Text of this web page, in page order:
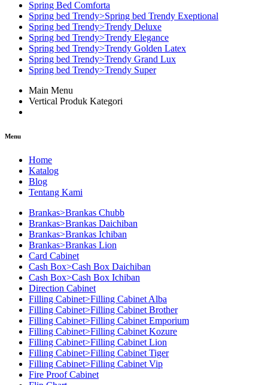
Spring Bed Comforta
Spring bed Trendy>Spring bed Trendy Exeptional
Spring bed Trendy>Trendy Deluxe
Spring bed Trendy>Trendy Elegance
Spring bed Trendy>Trendy Golden Latex
Spring bed Trendy>Trendy Grand Lux
Spring bed Trendy>Trendy Super
Main Menu
Vertical Produk Kategori
Menu
Home
Katalog
Blog
Tentang Kami
Brankas>Brankas Chubb
Brankas>Brankas Daichiban
Brankas>Brankas Ichiban
Brankas>Brankas Lion
Card Cabinet
Cash Box>Cash Box Daichiban
Cash Box>Cash Box Ichiban
Direction Cabinet
Filling Cabinet>Filling Cabinet Alba
Filling Cabinet>Filling Cabinet Brother
Filling Cabinet>Filling Cabinet Emporium
Filling Cabinet>Filling Cabinet Kozure
Filling Cabinet>Filling Cabinet Lion
Filling Cabinet>Filling Cabinet Tiger
Filling Cabinet>Filling Cabinet Vip
Fire Proof Cabinet